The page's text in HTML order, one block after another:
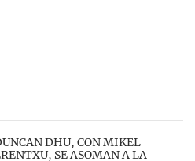
DHU, CON MIKEL
SE ASOMAN A LA